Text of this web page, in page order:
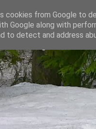
cookies from Google to
Google along with
to detect and address